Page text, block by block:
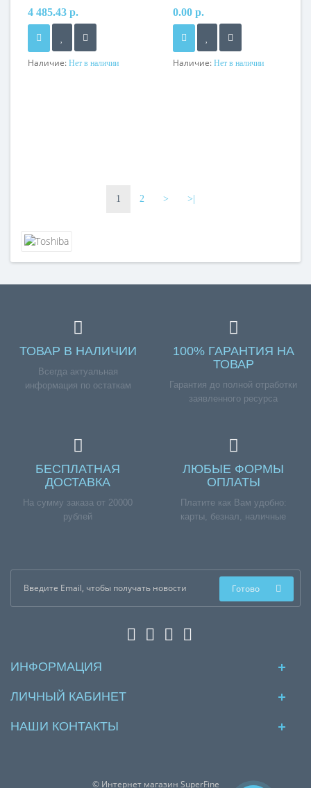
4 485.43 р.
Наличие: Нет в наличии
0.00 р.
Наличие: Нет в наличии
1 2 > >|
ТОВАР В НАЛИЧИИ
Всегда актуальная
информация по остаткам
100% ГАРАНТИЯ НА
ТОВАР
Гарантия до полной отработки
заявленного ресурса
БЕСПЛАТНАЯ
ДОСТАВКА
На сумму заказа от 20000
рублей
ЛЮБЫЕ ФОРМЫ
ОПЛАТЫ
Платите как Вам удобно:
карты, безнал, наличные
Готово
ИНФОРМАЦИЯ
ЛИЧНЫЙ КАБИНЕТ
НАШИ КОНТАКТЫ
© Интернет магазин SuperFine